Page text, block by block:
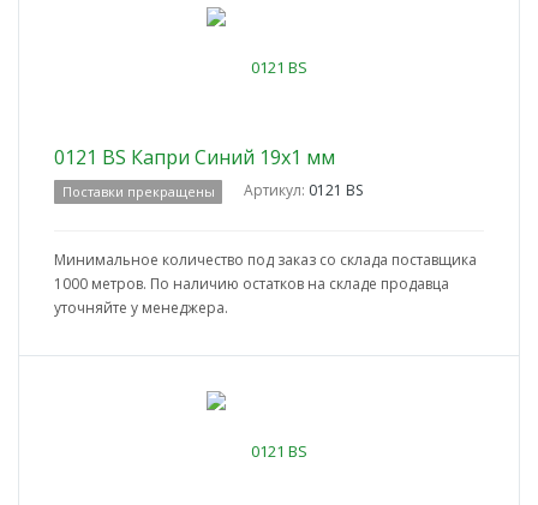
0121 BS Капри Синий 19x1 мм
Поставки прекращены Артикул: 0121 BS
Минимальное количество под заказ со склада поставщика
1000 метров. По наличию остатков на складе продавца
уточняйте у менеджера.